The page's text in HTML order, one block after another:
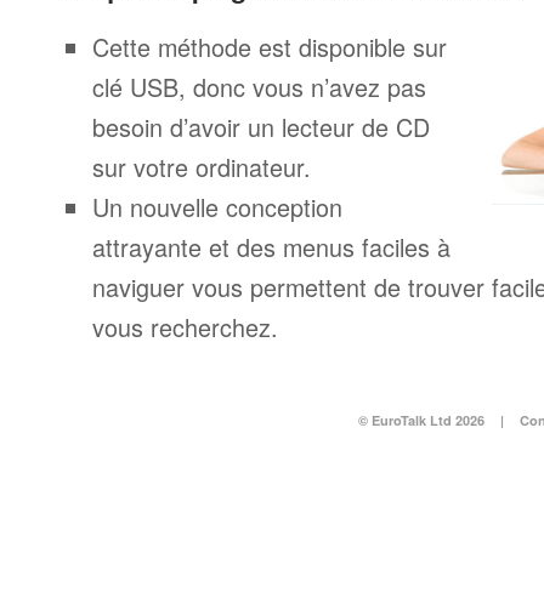
Cette méthode est disponible sur
clé USB, donc vous n’avez pas
besoin d’avoir un lecteur de CD
sur votre ordinateur.
Un nouvelle conception
attrayante et des menus faciles à
naviguer vous permettent de trouver
vous recherchez.
© EuroTalk Ltd 2026 |